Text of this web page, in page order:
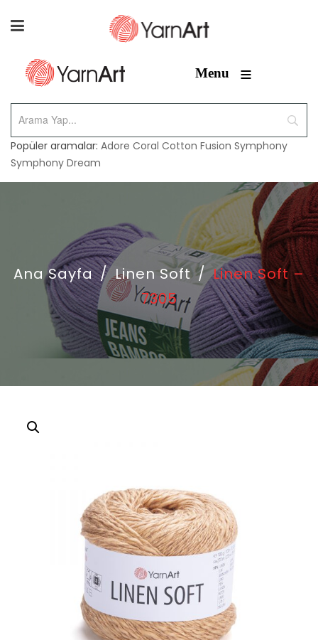
Menu ≡
Popüler aramalar: Adore Coral Cotton Fusion Symphony
Symphony Dream
Ana Sayfa / Linen Soft / Linen Soft –
7305